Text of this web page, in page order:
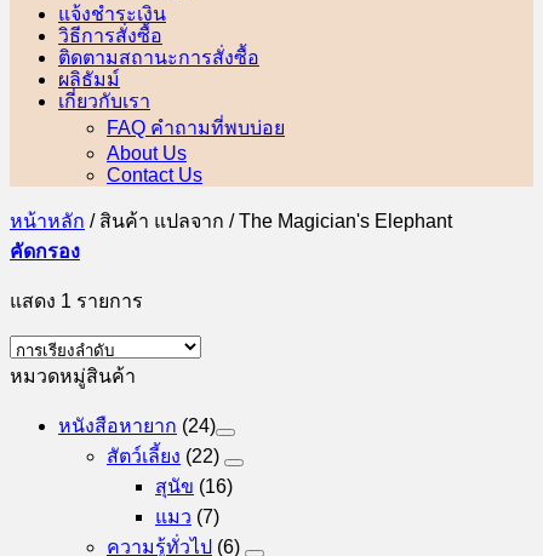
แจ้งชำระเงิน
วิธีการสั่งซื้อ
ติดตามสถานะการสั่งซื้อ
ผลิธัมม์
เกี่ยวกับเรา
FAQ คำถามที่พบบ่อย
About Us
Contact Us
หน้าหลัก /สินค้า แปลจาก /The Magician's Elephant
คัดกรอง
แสดง 1 รายการ
หมวดหมู่สินค้า
หนังสือหายาก (24)
สัตว์เลี้ยง (22)
สุนัข (16)
แมว (7)
ความรู้ทั่วไป (6)